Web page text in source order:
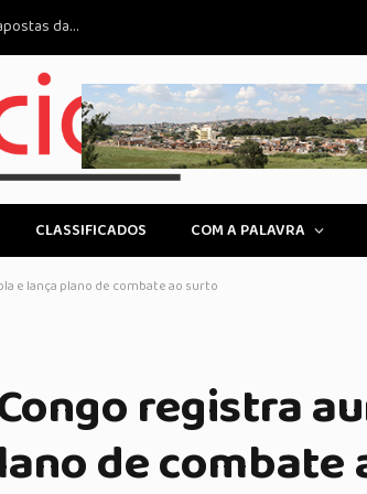
Estudante de Campinas perde bolsa de estudos por conta de apostas da mãe: impacto na família e nas universidades
CLASSIFICADOS COM A PALAVRA
e lança plano de combate ao surto
registra
de